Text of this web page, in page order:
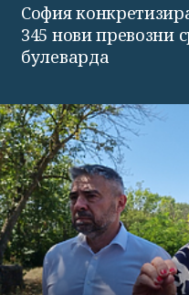
София
345 нови превозни
булеварда